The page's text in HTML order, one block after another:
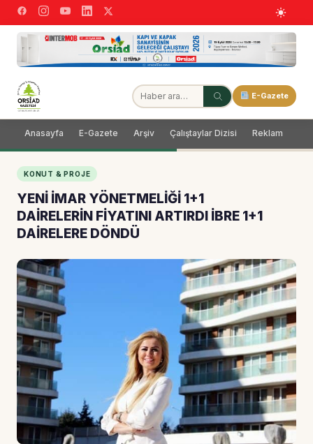
E-Gazete
Anasayfa E-Gazete Arşiv Çalıştaylar Dizisi Reklam
KONUT & PROJE
YENİ İMAR YÖNETMELİĞİ 1+1
DAİRELERİN FİYATINI ARTIRDI İBRE 1+1
DAİRELERE DÖNDÜ